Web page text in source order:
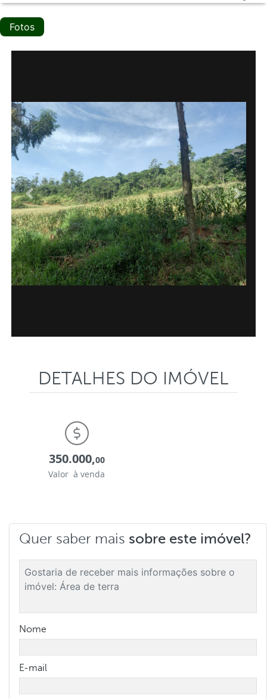
Fotos
Anterior
DETALHES DO IMÓVEL
350.000,00
Valor à venda
Quer saber mais sobre este imóvel?
Nome
E-mail